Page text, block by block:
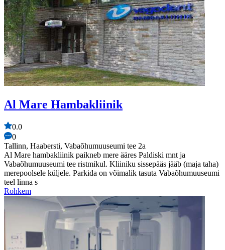
Al Mare Hambakliinik
0.0
0
Tallinn, Haabersti, Vabaõhumuuseumi tee 2a
Al Mare hambakliinik paikneb mere ääres Paldiski mnt ja
Vabaõhumuuseumi tee ristmikul. Kliiniku sissepääs jääb (maja taha)
merepoolsele küljele. Parkida on võimalik tasuta Vabaõhumuuseumi
teel linna s
Rohkem